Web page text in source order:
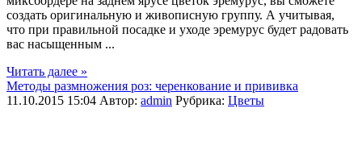
создать оригинальную и живописную группу. А учитывая,
что при правильной посадке и уходе эремурус будет радовать
вас насыщенным ...
Читать далее »
Методы размножения роз: черенкование и прививка
11.10.2015 15:04 Автор: admin Рубрика: Цветы